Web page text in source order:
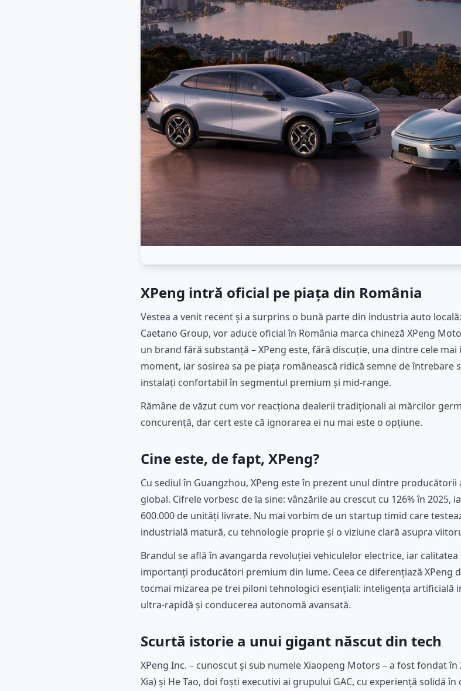
XPeng intră oficial pe piața din România
Vestea a venit recent și a surprins o bună parte din industria auto
Caetano Group, vor aduce oficial în România marca chineză XPeng
un brand fără substanță – XPeng este, fără discuție, una dintre cele
moment, iar sosirea sa pe piața românească ridică semne de
instalați confortabil în segmentul premium și mid-range.
Rămâne de văzut cum vor reacționa dealerii tradiționali ai mărcilor
concurență, dar cert este că ignorarea ei nu mai este o opțiune.
Cine este, de fapt, XPeng?
Cu sediul în Guangzhou, XPeng este în prezent unul dintre
global. Cifrele vorbesc de la sine: vânzările au crescut cu 126% în 2025,
600.000 de unități livrate. Nu mai vorbim de un startup timid care
industrială matură, cu tehnologie proprie și o viziune clară asupra
Brandul se află în avangarda revoluției vehiculelor electrice, iar
importanți producători premium din lume. Ceea ce diferențiază XPeng
tocmai mizarea pe trei piloni tehnologici esențiali: inteligența artificială
ultra-rapidă și conducerea autonomă avansată.
Scurtă istorie a unui gigant născut din tech
XPeng Inc. – cunoscut și sub numele Xiaopeng Motors – a fost fondat
Xia) și He Tao, doi foști executivi ai grupului GAC, cu experiență solidă